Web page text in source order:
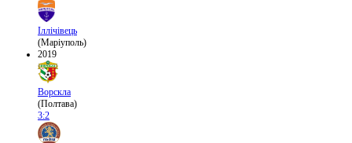
Іллічівець
(Маріуполь)
2019
Ворскла
(Полтава)
3:2